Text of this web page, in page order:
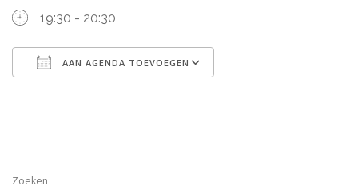
19:30 - 20:30
AAN AGENDA TOEVOEGEN
Zoeken